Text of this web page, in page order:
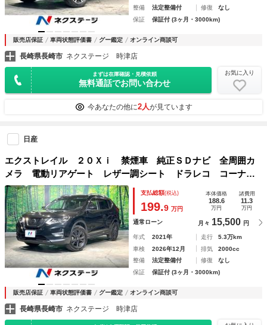
整備
法定整備付 修復
なし
保証
保証付 (3ヶ月・3000km)
販売店保証 車両状態評価書 グー鑑定 オンライン商談可
長崎県長崎市 ネクステージ 時津店
まずは在庫確認・見積依頼
無料通話でお問い合わせ
お気に入り
今あなたの他に2人が見ています
日産
エクストレイル ２０Ｘｉ 禁煙車 純正ＳＤナビ 全周囲カ
メラ 電動リアゲート レザー調シート ドラレコ コーナー
センサー スマートキー ＬＥＤヘッド ビルトインＥＴＣ
純正１８インチアルミ オートライト オートエアコン
支払総額(税込)
199.9 万円
本体価格
188.6
万円
諸費用
11.3
万円
通常ローン 月々 15,500 円
年式 2021年 走行
5.3万km
車検
2026年12月 排気
2000cc
整備
法定整備付 修復
なし
保証
保証付 (3ヶ月・3000km)
販売店保証 車両状態評価書 グー鑑定 オンライン商談可
長崎県長崎市 ネクステージ 時津店